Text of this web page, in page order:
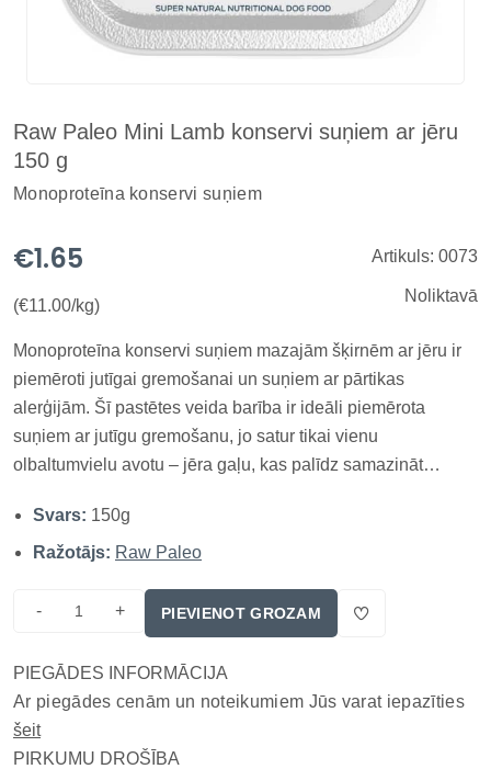
Raw Paleo Mini Lamb konservi suņiem ar jēru
150 g
Monoproteīna konservi suņiem
€1.65
(€11.00/kg)
Artikuls: 0073
Noliktavā
Monoproteīna konservi suņiem mazajām šķirnēm ar jēru ir
piemēroti jutīgai gremošanai un suņiem ar pārtikas
alerģijām. Šī pastētes veida barība ir ideāli piemērota
suņiem ar jutīgu gremošanu, jo satur tikai vienu
olbaltumvielu avotu – jēra gaļu, kas palīdz samazināt
konservantiem un piedevām, nodrošinot dabīgu un viegli
sagremojamu uzturu...
Svars: 150g
Ražotājs: Raw Paleo
- + PIEVIENOT GROZAM
PIEGĀDES INFORMĀCIJA
Ar piegādes cenām un noteikumiem Jūs varat iepazīties
šeit
PIRKUMU DROŠĪBA